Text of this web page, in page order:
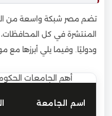
تضم مصر شبكة واسعة من
المنتشرة في كل
ودوليًا. وفيما يلي أبرزها
أهم الجامعات
اسم الجامعة